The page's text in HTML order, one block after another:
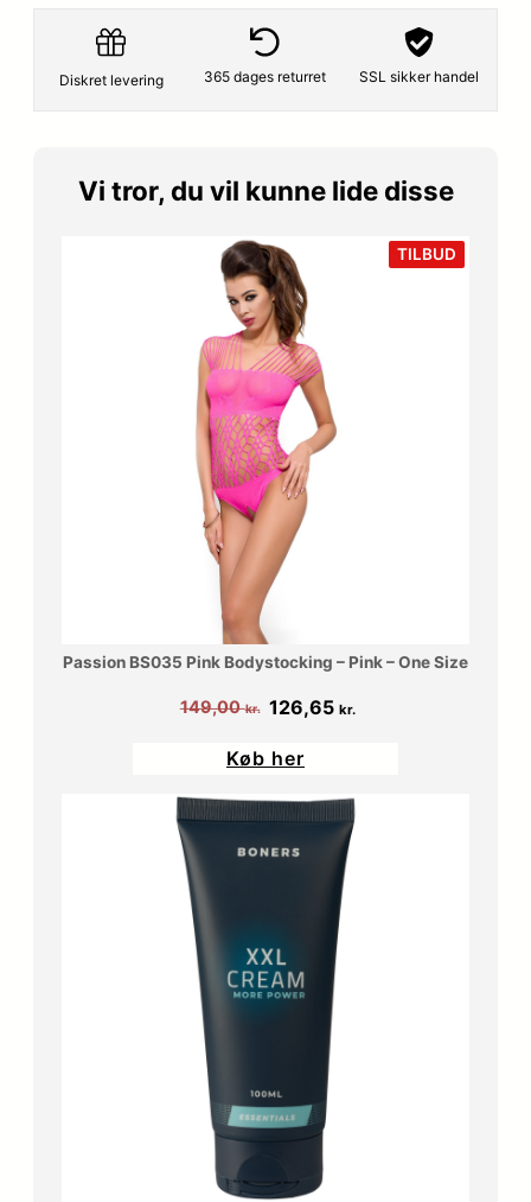
Diskret levering 365 dages returret SSL sikker handel
Vi tror, du vil kunne lide disse
TILBUD
PÅ
Passion BS035 Pink Bodystocking – Pink – One Size
149,00kr.
Den
pris
var:
149,00 kr..
126,65 kr.
er:
Køb her